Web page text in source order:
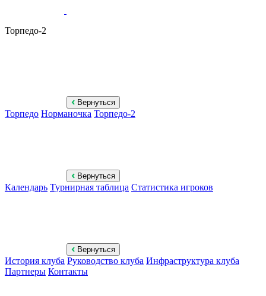
Торпедо-2
Вернуться
Торпедо Норманочка Торпедо-2
Вернуться
Календарь Турнирная таблица Статистика игроков
Вернуться
История клуба Руководство клуба Инфраструктура клуба
Партнеры Контакты